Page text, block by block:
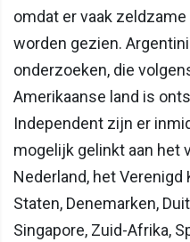
omdat er vaak
worden gezien.
onderzoeken, die
Amerikaanse land is
Independent zijn er
mogelijk gelinkt aan het
Nederland, het Verenigd
Staten, Denemarken,
Singapore, Zuid-Afrika,